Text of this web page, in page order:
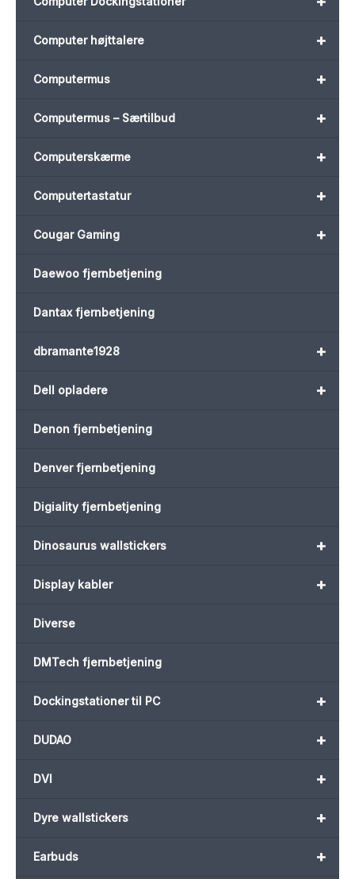
+
Computer højttalere
+
Computermus
+
Computermus – Særtilbud
+
Computerskærme
+
Computertastatur
+
Cougar Gaming
Daewoo fjernbetjening
Dantax fjernbetjening
+
dbramante1928
+
Dell opladere
Denon fjernbetjening
Denver fjernbetjening
Digiality fjernbetjening
+
Dinosaurus wallstickers
+
Display kabler
Diverse
DMTech fjernbetjening
+
Dockingstationer til PC
+
DUDAO
+
DVI
+
Dyre wallstickers
+
Earbuds